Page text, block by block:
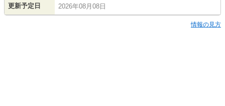
更新予定日 2026年08月08日
情報の見方